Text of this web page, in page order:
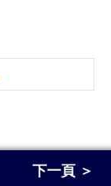
下一頁 ＞